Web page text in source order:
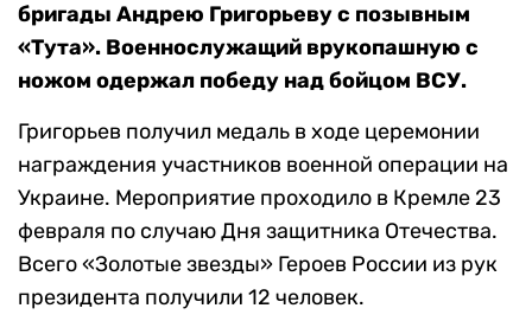
бригады Андрею Григорьеву с позывным
«Тута». Военнослужащий врукопашную с
ножом одержал победу над бойцом ВСУ.
Григорьев получил медаль в ходе церемонии
награждения участников военной операции на
Украине. Мероприятие проходило в Кремле 23
февраля по случаю Дня защитника Отечества.
Всего «Золотые звезды» Героев России из рук
президента получили 12 человек.